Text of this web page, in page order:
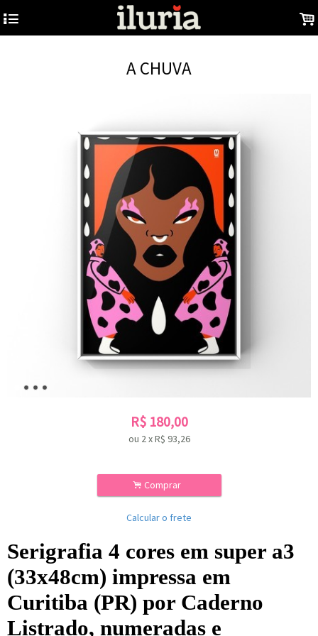
4 .
A CHUVA
R$ 180,00
ou 2xR$ 93,26
. Comprar
Calcular o frete
Serigrafia 4 cores em super a3
(33x48cm) impressa em
Curitiba (PR) por Caderno
Listrado, numeradas e